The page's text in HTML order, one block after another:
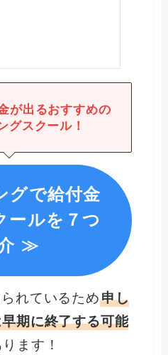
が出るおすすめの
グスクール！
グで給付金
ールを７つ
≫
れているため申し
期に終了する可能
ます！